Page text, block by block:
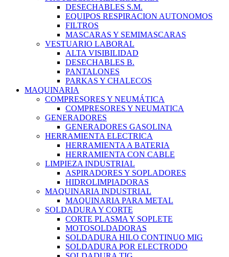
DESECHABLES S.M.
EQUIPOS RESPIRACION AUTONOMOS
FILTROS
MASCARAS Y SEMIMASCARAS
VESTUARIO LABORAL
ALTA VISIBILIDAD
DESECHABLES B.
PANTALONES
PARKAS Y CHALECOS
MAQUINARIA
COMPRESORES Y NEUMÁTICA
COMPRESORES Y NEUMATICA
GENERADORES
GENERADORES GASOLINA
HERRAMIENTA ELECTRICA
HERRAMIENTA A BATERIA
HERRAMIENTA CON CABLE
LIMPIEZA INDUSTRIAL
ASPIRADORES Y SOPLADORES
HIDROLIMPIADORAS
MAQUINARIA INDUSTRIAL
MAQUINARIA PARA METAL
SOLDADURA Y CORTE
CORTE PLASMA Y SOPLETE
MOTOSOLDADORAS
SOLDADURA HILO CONTINUO MIG
SOLDADURA POR ELECTRODO